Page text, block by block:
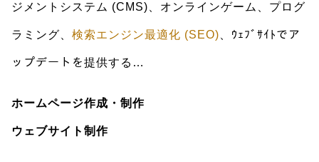
ジメントシステム (CMS)、オンラインゲーム、プログ
ラミング、 検索エンジン最適化 (SEO) 、ｳｪﾌﾞｻｲﾄでア
ップデートを提供する…
ホームページ作成・制作
ウェブサイト制作